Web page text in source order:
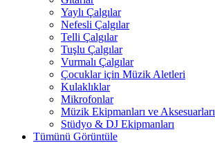
Yaylı Çalgılar
Nefesli Çalgılar
Telli Çalgılar
Tuşlu Çalgılar
Vurmalı Çalgılar
Çocuklar için Müzik Aletleri
Kulaklıklar
Mikrofonlar
Müzik Ekipmanları ve Aksesuarları
Stüdyo & DJ Ekipmanları
Tümünü Görüntüle